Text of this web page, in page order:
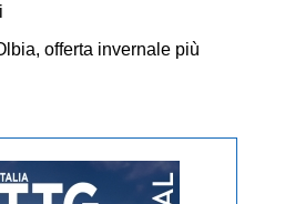
offerta invernale più